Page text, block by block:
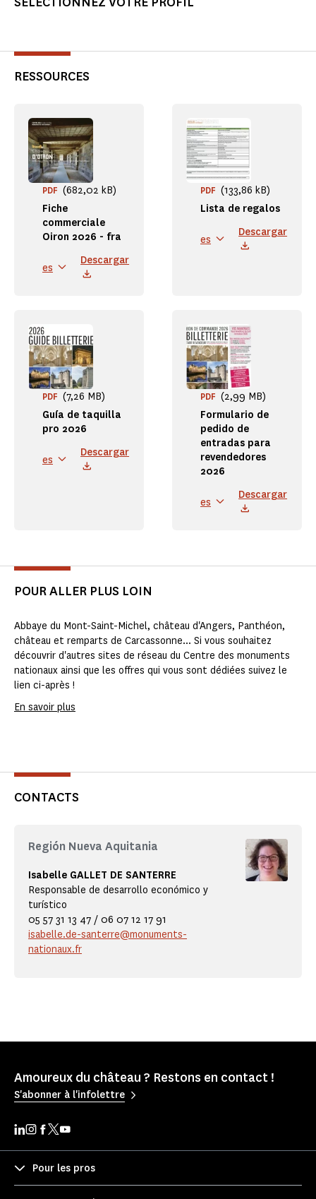
RESSOURCES
Fiche
commerciale
Oiron 2026 - fra
PDF (682,02 kB)
es
Descargar
Lista de regalos
PDF (133,86 kB)
es
Descargar
Guía de taquilla
pro 2026
PDF (7,26 MB)
es
Descargar
Formulario de
pedido de
entradas para
revendedores
2026
PDF (2,99 MB)
es
Descargar
POUR ALLER PLUS LOIN
Abbaye du Mont-Saint-Michel, château d'Angers, Panthéon,
château et remparts de Carcassonne... Si vous souhaitez
découvrir d'autres sites de réseau du Centre des monuments
nationaux ainsi que les offres qui vous sont dédiées suivez le
lien ci-après !
En savoir plus
CONTACTS
Región Nueva Aquitania
Isabelle GALLET DE SANTERRE
Responsable de desarrollo económico y
turístico
05 57 31 13 47 / 06 07 12 17 91
isabelle.de-santerre@monuments-
nationaux.fr
Amoureux du château ? Restons en contact !
S'abonner à l'infolettre
Pour les pros